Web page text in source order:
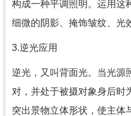
构成一种平调照明。运用这
细微的阴影、掩饰皱纹、光
3.逆光应用
逆光，又叫背面光。当光源
对，并处于被摄对象身后时
突出景物立体形状，使主体